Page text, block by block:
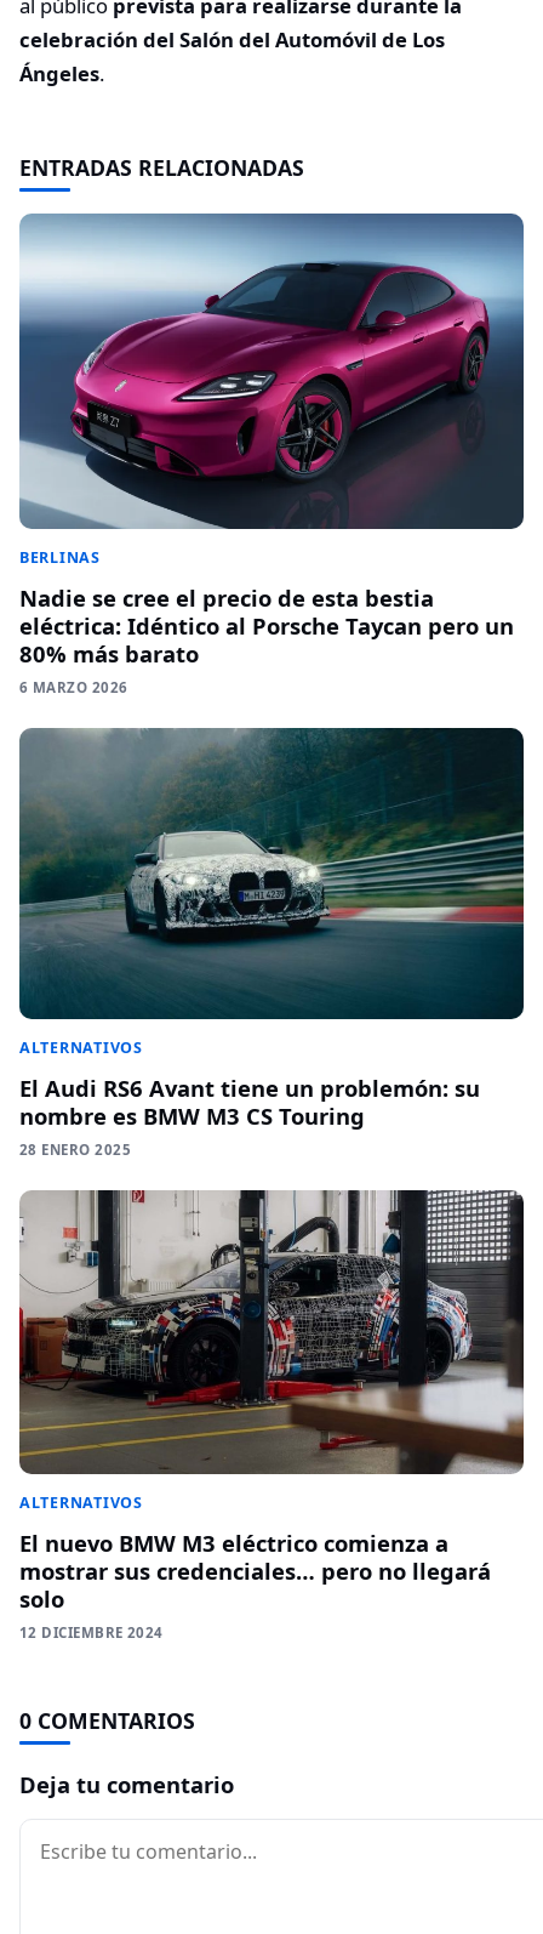
al público prevista para realizarse durante la
celebración del Salón del Automóvil de Los
Ángeles.
ENTRADAS RELACIONADAS
BERLINAS
Nadie se cree el precio de esta bestia
eléctrica: Idéntico al Porsche Taycan pero un
80% más barato
6 MARZO 2026
ALTERNATIVOS
El Audi RS6 Avant tiene un problemón: su
nombre es BMW M3 CS Touring
28 ENERO 2025
ALTERNATIVOS
El nuevo BMW M3 eléctrico comienza a
mostrar sus credenciales… pero no llegará
solo
12 DICIEMBRE 2024
0 COMENTARIOS
Deja tu comentario
Comentario